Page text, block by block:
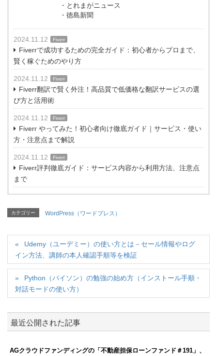
・とれまがニュース
・徳島新聞
2024.11.12 Fiverr
Fiverrで成功するための完全ガイド：初心者からプロまで、
賢く稼ぐためのやり方
2024.11.12 Fiverr
Fiverr翻訳で賢く外注！高品質で低価格な翻訳サービスの選
び方と活用術
2024.11.12 Fiverr
Fiverr やってみた！初心者向け徹底ガイド｜サービス・使い
方・注意点まで解説
2024.11.12 Fiverr
Fiverr評判徹底ガイド：サービス内容から利用方法、注意点
まで
カテゴリー WordPress（ワードプレス）
Udemy（ユーデミー）の使い方とは－セール情報やログ
イン方法、講師の本人確認手順等を検証
Python（パイソン）の勉強の始め方（インストール手順・
対話モードの使い方）
最近公開された記事
AGクラウドファンディングの「不動産担保ローンファンド＃191」、